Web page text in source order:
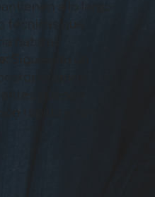
a lo largo
que
natural.
pueden
rápida y con